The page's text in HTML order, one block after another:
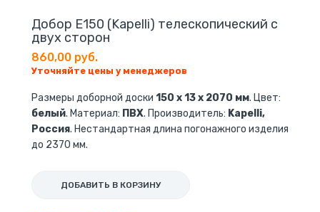
Добор E150 (Kapelli) телескопический с
двух сторон
860,00 руб.
Уточняйте цены у менеджеров
Размеры доборной доски 150 х 13 х 2070 мм. Цвет:
белый. Материал: ПВХ. Производитель: Kapelli,
Россия. Нестандартная длина погонажного изделия
до 2370 мм.
ДОБАВИТЬ В КОРЗИНУ